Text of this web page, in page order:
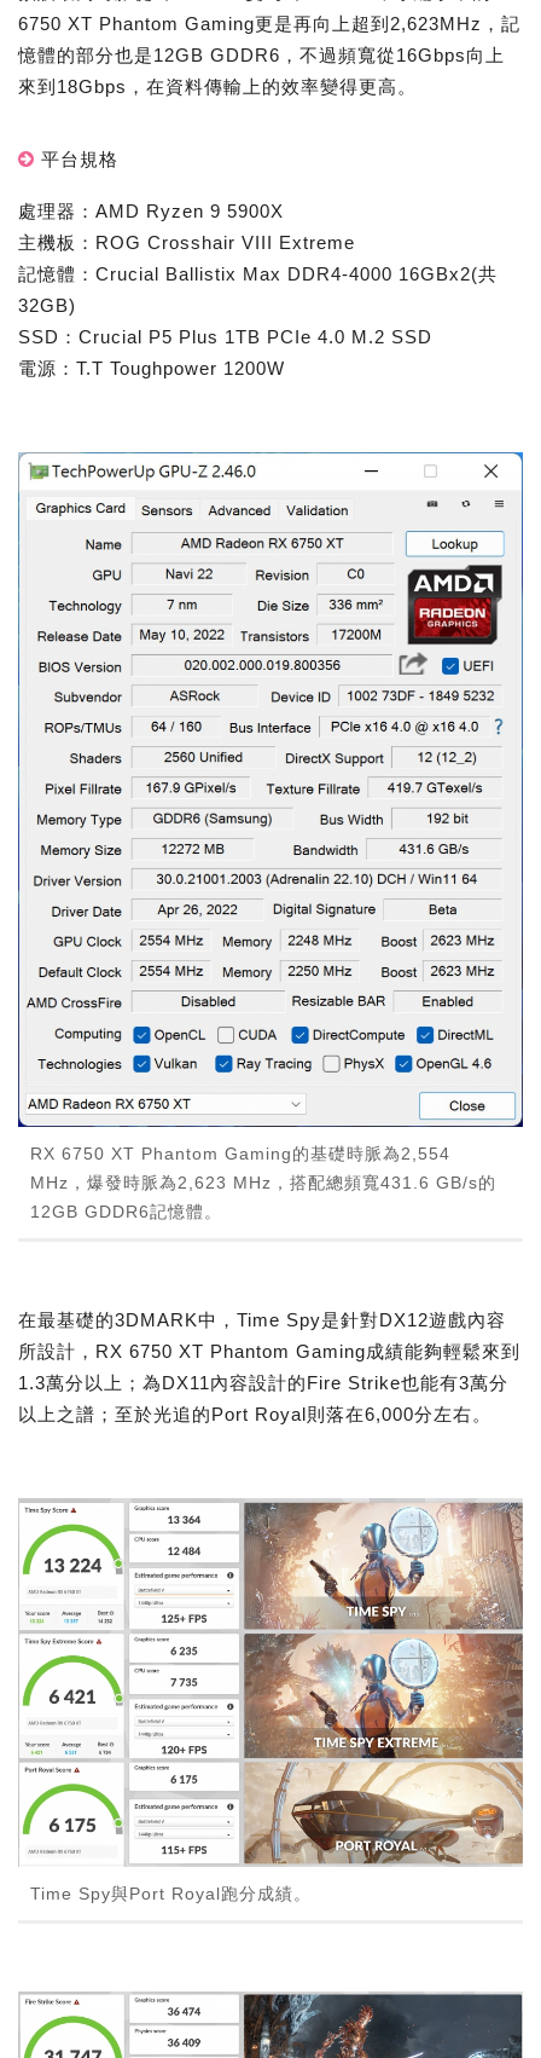
6750 XT Phantom Gaming更是再向上超到2,623MHz，記
憶體的部分也是12GB GDDR6，不過頻寬從16Gbps向上
來到18Gbps，在資料傳輸上的效率變得更高。
平台規格
處理器：AMD Ryzen 9 5900X
主機板：ROG Crosshair VIII Extreme
記憶體：Crucial Ballistix Max DDR4-4000 16GBx2(共
32GB)
SSD：Crucial P5 Plus 1TB PCIe 4.0 M.2 SSD
電源：T.T Toughpower 1200W
RX 6750 XT Phantom Gaming的基礎時脈為2,554
MHz，爆發時脈為2,623 MHz，搭配總頻寬431.6 GB/s的
12GB GDDR6記憶體。
在最基礎的3DMARK中，Time Spy是針對DX12遊戲內容
所設計，RX 6750 XT Phantom Gaming成績能夠輕鬆來到
1.3萬分以上；為DX11內容設計的Fire Strike也能有3萬分
以上之譜；至於光追的Port Royal則落在6,000分左右。
Time Spy與Port Royal跑分成績。